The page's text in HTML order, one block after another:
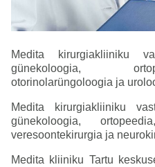
Medita kirurgiakliiniku
günekoloogia,
otorinolarüngoloogia ja
Medita kirurgiakliiniku
günekoloogia,
veresoontekirurgia ja
Medita kliiniku Tartu